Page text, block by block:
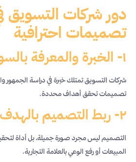
دور شركات التسويق
تصميمات احترافية
١- الخبرة والمعرفة بالسوق
شركات التسويق تمتلك خبرة في دراسة الجمهور
تصميمات تحقق أهداف محددة.
٢- ربط التصميم بالهدف التسويقي
التصميم ليس مجرد صورة جميلة، بل أداة
المبيعات أو رفع الوعي بالعلامة التجارية.